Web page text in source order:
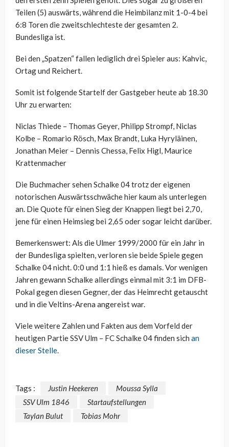
Teilen (5) auswärts, während die Heimbilanz mit 1-0-4 bei
6:8 Toren die zweitschlechteste der gesamten 2.
Bundesliga ist.
Bei den „Spatzen“ fallen lediglich drei Spieler aus: Kahvic,
Ortag und Reichert.
Somit ist folgende Startelf der Gastgeber heute ab 18.30
Uhr zu erwarten:
Niclas Thiede – Thomas Geyer, Philipp Strompf, Niclas
Kolbe – Romario Rösch, Max Brandt, Luka Hyryläinen,
Jonathan Meier – Dennis Chessa, Felix Higl, Maurice
Krattenmacher
Die Buchmacher sehen Schalke 04 trotz der eigenen
notorischen Auswärtsschwäche hier kaum als unterlegen
an. Die Quote für einen Sieg der Knappen liegt bei 2,70,
jene für einen Heimsieg bei 2,65 oder sogar leicht darüber.
Bemerkenswert: Als die Ulmer 1999/2000 für ein Jahr in
der Bundesliga spielten, verloren sie beide Spiele gegen
Schalke 04 nicht. 0:0 und 1:1 hieß es damals. Vor wenigen
Jahren gewann Schalke allerdings einmal mit 3:1 im DFB-
Pokal gegen diesen Gegner, der das Heimrecht getauscht
und in die Veltins-Arena angereist war.
Viele weitere Zahlen und Fakten aus dem Vorfeld der
heutigen Partie SSV Ulm – FC Schalke 04 finden sich an
dieser Stelle.
Tags : Justin Heekeren
Moussa Sylla
SSV Ulm 1846
Startaufstellungen
Taylan Bulut
Tobias Mohr